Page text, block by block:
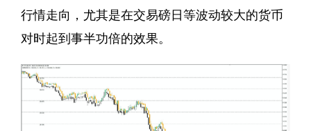
行情走向，尤其是在交易磅日等波动较大的货币
对时起到事半功倍的效果。